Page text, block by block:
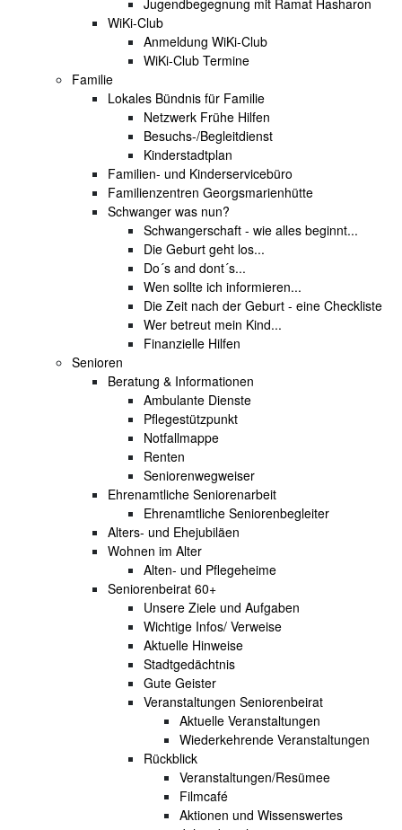
Jugendbegegnung mit Ramat Hasharon
WiKi-Club
Anmeldung WiKi-Club
WiKi-Club Termine
Familie
Lokales Bündnis für Familie
Netzwerk Frühe Hilfen
Besuchs-/Begleitdienst
Kinderstadtplan
Familien- und Kinderservicebüro
Familienzentren Georgsmarienhütte
Schwanger was nun?
Schwangerschaft - wie alles beginnt...
Die Geburt geht los...
Do´s and dont´s...
Wen sollte ich informieren...
Die Zeit nach der Geburt - eine Checkliste
Wer betreut mein Kind...
Finanzielle Hilfen
Senioren
Beratung & Informationen
Ambulante Dienste
Pflegestützpunkt
Notfallmappe
Renten
Seniorenwegweiser
Ehrenamtliche Seniorenarbeit
Ehrenamtliche Seniorenbegleiter
Alters- und Ehejubiläen
Wohnen im Alter
Alten- und Pflegeheime
Seniorenbeirat 60+
Unsere Ziele und Aufgaben
Wichtige Infos/ Verweise
Aktuelle Hinweise
Stadtgedächtnis
Gute Geister
Veranstaltungen Seniorenbeirat
Aktuelle Veranstaltungen
Wiederkehrende Veranstaltungen
Rückblick
Veranstaltungen/Resümee
Filmcafé
Aktionen und Wissenswertes